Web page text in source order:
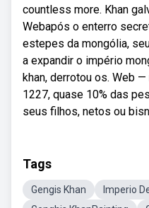
countless more. Khan
Webapós o enterro
estepes da mongólia,
a expandir o império
khan, derrotou os. Web
1227, quase 10% das
seus filhos, netos ou
Tags
Gengis Khan
Imperio